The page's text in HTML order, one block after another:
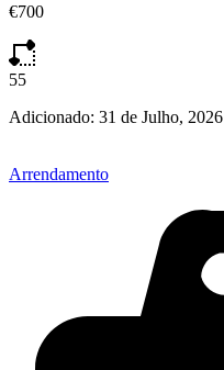
€700
55
Adicionado: 31 de Julho, 2026
Arrendamento